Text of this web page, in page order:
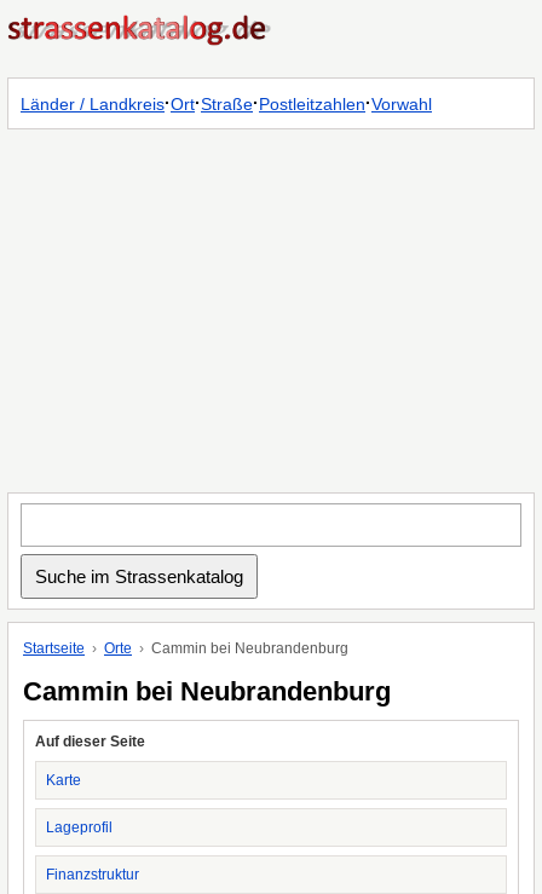
Länder / Landkreis·Ort·Straße·Postleitzahlen·Vorwahl
Startseite Orte Cammin bei Neubrandenburg
Cammin bei Neubrandenburg
Auf dieser Seite
Karte
Lageprofil
Finanzstruktur